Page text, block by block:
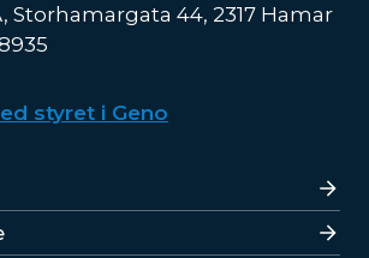
Storhamargata 44, 2317 Hamar
styret i Geno